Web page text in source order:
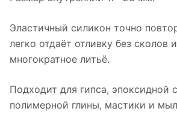
Эластичный силикон точно
легко отдаёт отливку без сколов
многократное литьё.
Подходит для гипса, эпоксидной
полимерной глины, мастики и